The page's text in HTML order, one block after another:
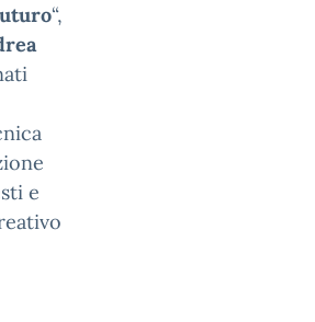
“,
e